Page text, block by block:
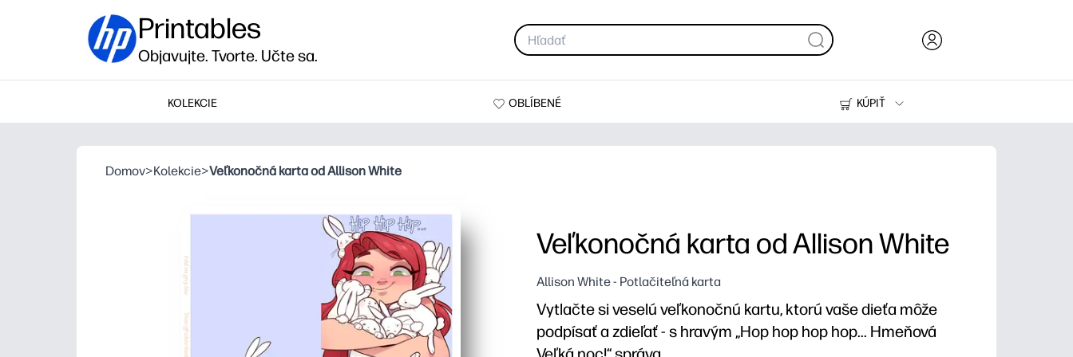
Printables
Objavujte. Tvorte. Učte sa.
KOLEKCIE OBLÍBENÉ
KÚPIŤ
Tlačiarne
Domov>Kolekcie>Veľkonočná karta od Allison White
Veľkonočná karta od Allison White
Allison White - Potlačiteľná karta
Vytlačte si veselú veľkonočnú kartu, ktorú vaše dieťa môže
podpísať a zdieľať - s hravým „Hop hop hop hop... Hmeňová